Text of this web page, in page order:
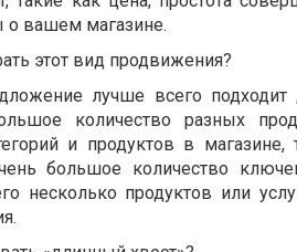
о вашем магазине.
этот вид продвижения?
лучше всего подходит
количество разных
и продуктов в
большое количество
несколько продуктов или